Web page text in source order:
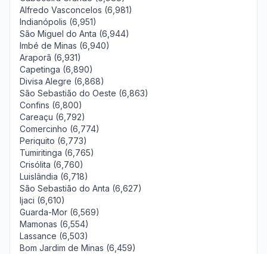
Alfredo Vasconcelos (6,981)
Indianópolis (6,951)
São Miguel do Anta (6,944)
Imbé de Minas (6,940)
Araporã (6,931)
Capetinga (6,890)
Divisa Alegre (6,868)
São Sebastião do Oeste (6,863)
Confins (6,800)
Careaçu (6,792)
Comercinho (6,774)
Periquito (6,773)
Tumiritinga (6,765)
Crisólita (6,760)
Luislândia (6,718)
São Sebastião do Anta (6,627)
Ijaci (6,610)
Guarda-Mor (6,569)
Mamonas (6,554)
Lassance (6,503)
Bom Jardim de Minas (6,459)